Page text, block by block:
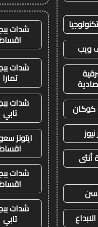
ويب
كوكان
أنثى
شدات
شدات
تمارا
شدات
تابي
ايتونز
شدات
شدات
تابي